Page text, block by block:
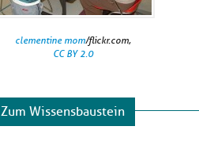
clementine mom/flickr.com,
CC BY 2.0
Zum Wissensbaustein